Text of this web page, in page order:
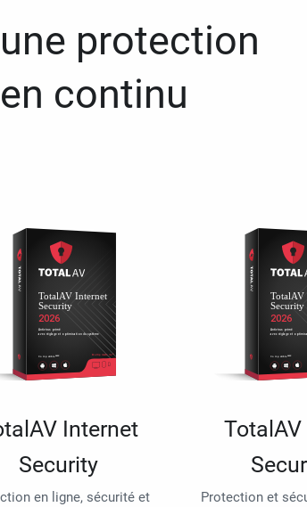
protection
continu
Internet
Security
en ligne, sécurité et
TotalAV
Protection et